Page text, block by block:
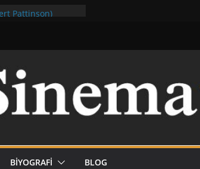
Pattinson)
BİYOGRAFİ BLOG